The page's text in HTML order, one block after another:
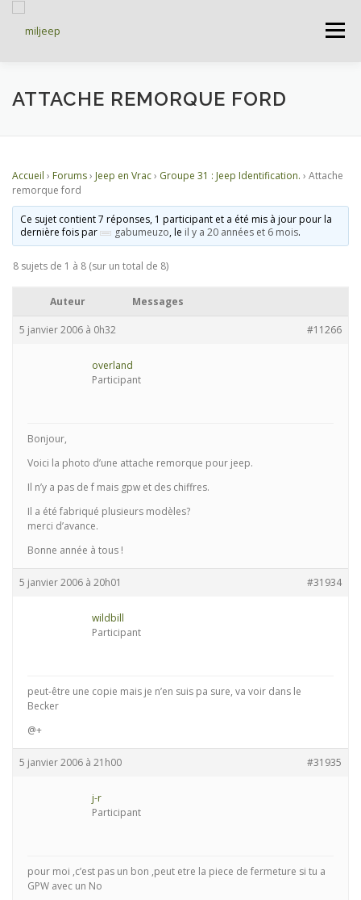
Menu
ACCUEIL ARTICLES PETITES ANNONCES
DOCUMENTATIONS FORUMS S’INSCRIRE
CONNEXION
ATTACHE REMORQUE FORD
Accueil › Forums› Jeep en Vrac› Groupe 31 : Jeep Identification. › Attache
remorque ford
Ce sujet contient 7 réponses, 1 participant et a été mis à jour pour la
dernière fois par
gabumeuzo, le il y a 20 années et 6 mois.
8 sujets de 1 à 8 (sur un total de 8)
Auteur Messages
5 janvier 2006 à 0h32 #11266
overland
Participant
Bonjour,
Voici la photo d’une attache remorque pour jeep.
Il n’y a pas de f mais gpw et des chiffres.
Il a été fabriqué plusieurs modèles?
merci d’avance.
Bonne année à tous !
5 janvier 2006 à 20h01 #31934
wildbill
Participant
peut-être une copie mais je n’en suis pa sure, va voir dans le
Becker
@+
5 janvier 2006 à 21h00 #31935
j-r
Participant
pour moi ,c’est pas un bon ,peut etre la piece de fermeture si tu a
GPW avec un No